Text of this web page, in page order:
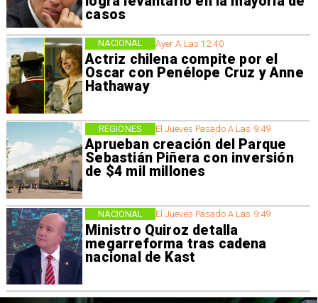
casos
Ayer A Las 12:40
Actriz chilena compite por el
Oscar con Penélope Cruz y Anne
Hathaway
NACIONAL
El Jueves Pasado A Las 9:49
Aprueban creación del Parque
Sebastián Piñera con inversión
de $4 mil millones
REGIONES
El Jueves Pasado A Las 9:49
Ministro Quiroz detalla
megarreforma tras cadena
nacional de Kast
NACIONAL